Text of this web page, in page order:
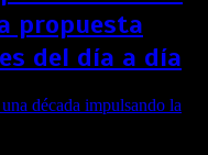
propuesta
del día a día